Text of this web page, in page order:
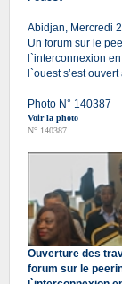
Abidjan, Mercredi
Un forum sur le
l`interconnexion
l`ouest s’est ouvert
Photo N° 140387
Voir la photo
N° 140387
Ouverture des
forum sur le